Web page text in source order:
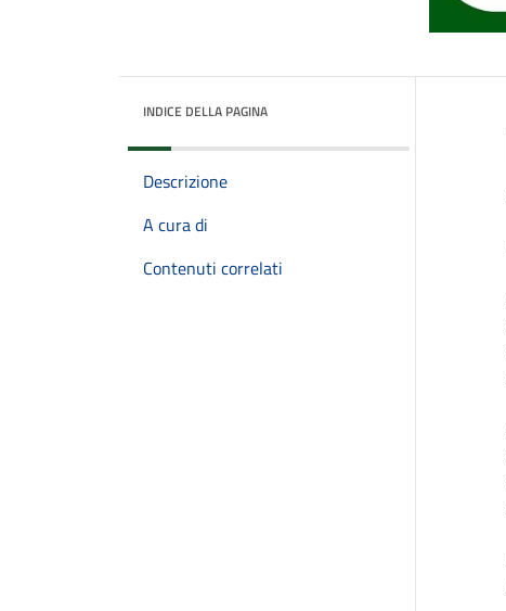
INDICE DELLA PAGINA
Descrizione
A cura di
Contenuti correlati